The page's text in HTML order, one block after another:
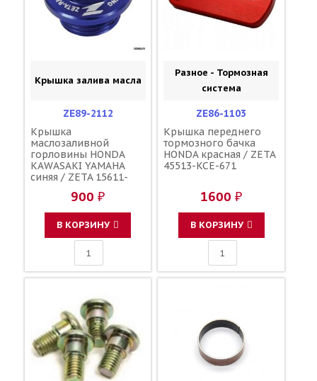
Крышка залива масла
ZE89-2112
Крышка
маслозаливной
горловины HONDA
KAWASAKI YAMAHA
синяя / ZETA 15611-
16115-018 3Y1-15363-
00-00 3Y1-15363-10-00
900 ₽
В КОРЗИНУ
Разное - Тормозная
система
ZE86-1103
Крышка переднего
тормозного бачка
HONDA красная / ZETA
45513-KCE-671
1600 ₽
В КОРЗИНУ